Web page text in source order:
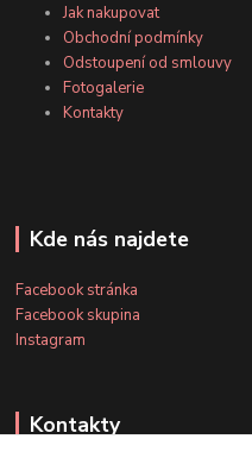
Jak nakupovat
Obchodní podmínky
Odstoupení od smlouvy
Fotogalerie
Kontakty
Kde nás najdete
Facebook stránka
Facebook skupina
Instagram
Kontakty